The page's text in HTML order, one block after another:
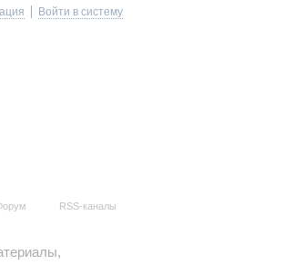
RSS-каналы
Войти в систему